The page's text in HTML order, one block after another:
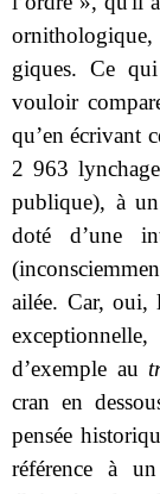
giques. Ce
vouloir
qu’en écrivant
2 963
publique), à
doté d’une
ailée. Car, oui,
d’exemple au
cran en
pensée
référence à